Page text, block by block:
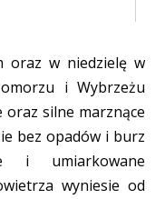
oraz w niedzielę w
i Wybrzeżu
oraz silne marznące
bez opadów i burz
i umiarkowane
wyniesie od